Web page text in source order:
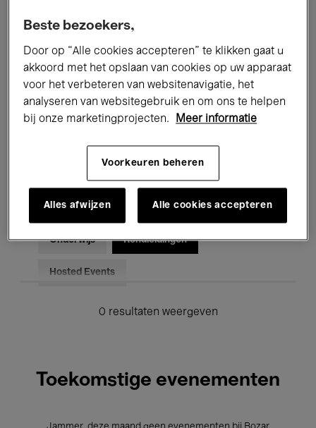
Alle evenementen
Tentoonstellingen Films
Performances Lezingen & Debatten
Jazz Klassieke Muziek Global Music
Voor iedereen Kids’ Palace
Onderwijs Rondleidingen
Hosted Events
0 resultaten weergeven
Toekomstige evenementen
Beste bezoekers,
Door op “Alle cookies accepteren” te klikken gaat u
akkoord met het opslaan van cookies op uw apparaat
voor het verbeteren van websitenavigatie, het
analyseren van websitegebruik en om ons te helpen
bij onze marketingprojecten.
Meer informatie
Voorkeuren beheren
Alles afwijzen Alle cookies accepteren